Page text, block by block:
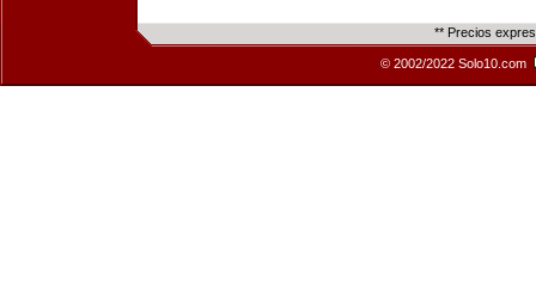
** Precios
© 2002/2022 Solo10.com